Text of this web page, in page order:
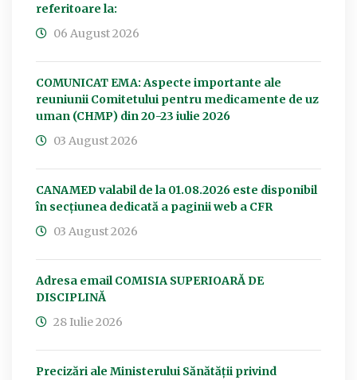
referitoare la:
06 August 2026
COMUNICAT EMA: Aspecte importante ale
reuniunii Comitetului pentru medicamente de uz
uman (CHMP) din 20-23 iulie 2026
03 August 2026
CANAMED valabil de la 01.08.2026 este disponibil
în secțiunea dedicată a paginii web a CFR
03 August 2026
Adresa email COMISIA SUPERIOARĂ DE
DISCIPLINĂ
28 Iulie 2026
Precizări ale Ministerului Sănătății privind